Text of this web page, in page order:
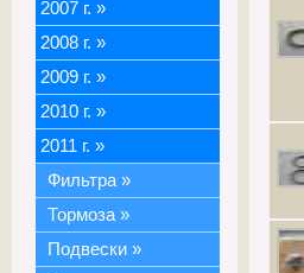
2007 г. »
2008 г. »
2009 г. »
2010 г. »
2011 г. »
Фильтра »
Тормоза »
Подвески »